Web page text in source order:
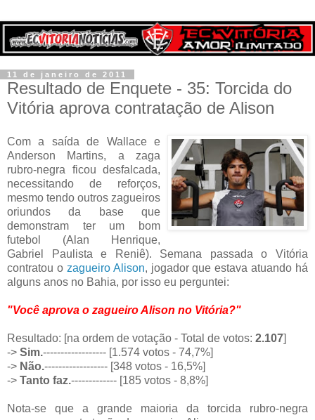
11 de janeiro de 2011
Resultado de Enquete - 35: Torcida do
Vitória aprova contratação de Alison
Com a saída de Wallace e
Anderson Martins, a zaga
rubro-negra ficou desfalcada,
necessitando de reforços,
mesmo tendo outros zagueiros
oriundos da base que
demonstram ter um bom
futebol (Alan Henrique,
Gabriel Paulista e Reniê). Semana passada o Vitória
contratou o zagueiro Alison, jogador que estava atuando há
alguns anos no Bahia, por isso eu perguntei:
"Você aprova o zagueiro Alison no Vitória?"
Resultado: [na ordem de votação - Total de votos: 2.107]
-> Sim.------------------ [1.574 votos - 74,7%]
-> Não.------------------ [348 votos - 16,5%]
-> Tanto faz.------------- [185 votos - 8,8%]
Nota-se que a grande maioria da torcida rubro-negra